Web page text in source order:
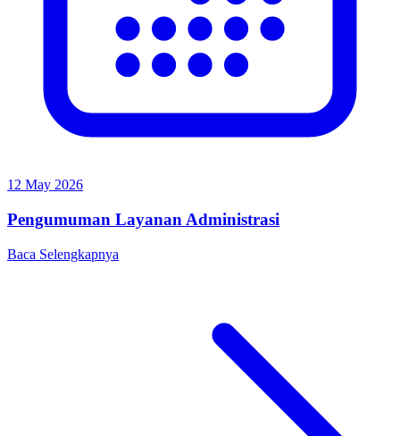
12 May 2026
Pengumuman Layanan Administrasi
Baca Selengkapnya